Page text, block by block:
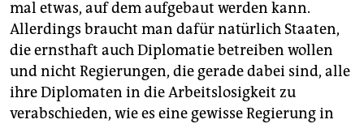
mal etwas, auf dem aufgebaut werden kann.
Allerdings braucht man dafür natürlich Staaten,
die ernsthaft auch Diplomatie betreiben wollen
und nicht Regierungen, die gerade dabei sind, alle
ihre Diplomaten in die Arbeitslosigkeit zu
verabschieden, wie es eine gewisse Regierung in